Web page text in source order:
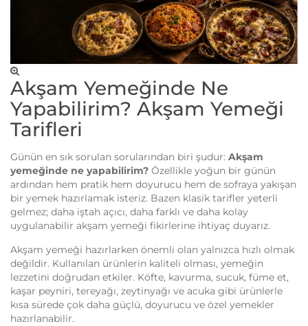
Akşam Yemeğinde Ne
Yapabilirim? Akşam Yemeği
Tarifleri
Günün en sık sorulan sorularından biri şudur: Akşam
yemeğinde ne yapabilirim? Özellikle yoğun bir günün
ardından hem pratik hem doyurucu hem de sofraya yakışan
bir yemek hazırlamak isteriz. Bazen klasik tarifler yeterli
gelmez; daha iştah açıcı, daha farklı ve daha kolay
uygulanabilir akşam yemeği fikirlerine ihtiyaç duyarız.
Akşam yemeği hazırlarken önemli olan yalnızca hızlı olmak
değildir. Kullanılan ürünlerin kaliteli olması, yemeğin
lezzetini doğrudan etkiler. Köfte, kavurma, sucuk, füme et,
kaşar peyniri, tereyağı, zeytinyağı ve acuka gibi ürünlerle
kısa sürede çok daha güçlü, doyurucu ve özel yemekler
hazırlanabilir.